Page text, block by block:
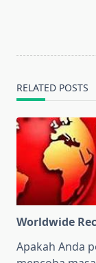
RELATED POSTS
Worldwide
Apakah Anda